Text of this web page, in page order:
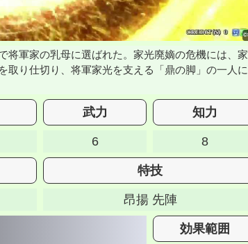
将軍家の乳母に選ばれた。家光廃嫡の危機には、家
取り仕切り、将軍家光を支える「鼎の脚」の一人に
武力 知力
6 8
特技
昂揚 先陣
効果範囲